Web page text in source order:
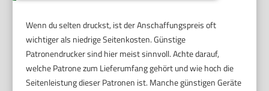
Wenn du selten druckst, ist der Anschaffungspreis oft
wichtiger als niedrige Seitenkosten. Günstige
Patronendrucker sind hier meist sinnvoll. Achte darauf,
welche Patrone zum Lieferumfang gehört und wie hoch die
Seitenleistung dieser Patronen ist. Manche günstigen Geräte